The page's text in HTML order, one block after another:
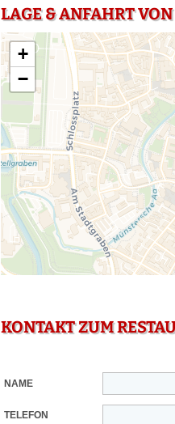
LAGE & ANFAHRT
+
−
KONTAKT ZUM
NAME
TELEFON